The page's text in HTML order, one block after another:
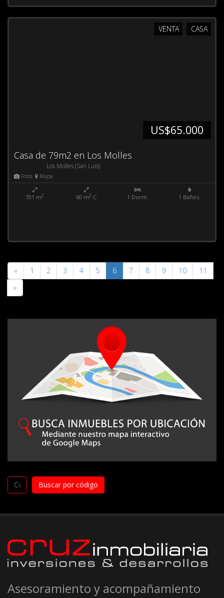
CASA
VENTA
US$65.000
Casa de 79m2 en Los Molles
Los Molles (San Luis)
Fotos Mapa
701 m2 60 m2.C 1 Dorm. 1 Baños.
« 1 2 3 4 5 6 7 8 9 10
11
»
Asesoramiento y acompañamiento